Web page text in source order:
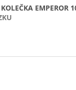
EMPEROR